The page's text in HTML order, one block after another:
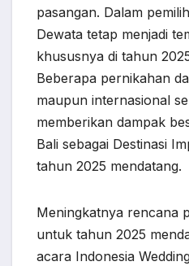
pasangan. Dalam
Dewata tetap menjadi
khususnya di tahun
Beberapa pernikahan
maupun internasional
memberikan dampak
Bali sebagai Destinasi
tahun 2025 mendatang.
Meningkatnya rencana
untuk tahun 2025
acara Indonesia